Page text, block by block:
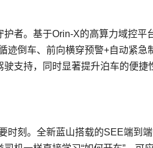
者。基于Orin-X的高算力域控平
倒车、前向横穿预警+自动紧急
支持，同时显著提升泊车的便捷
时刻。全新蓝山搭载的SEE端到